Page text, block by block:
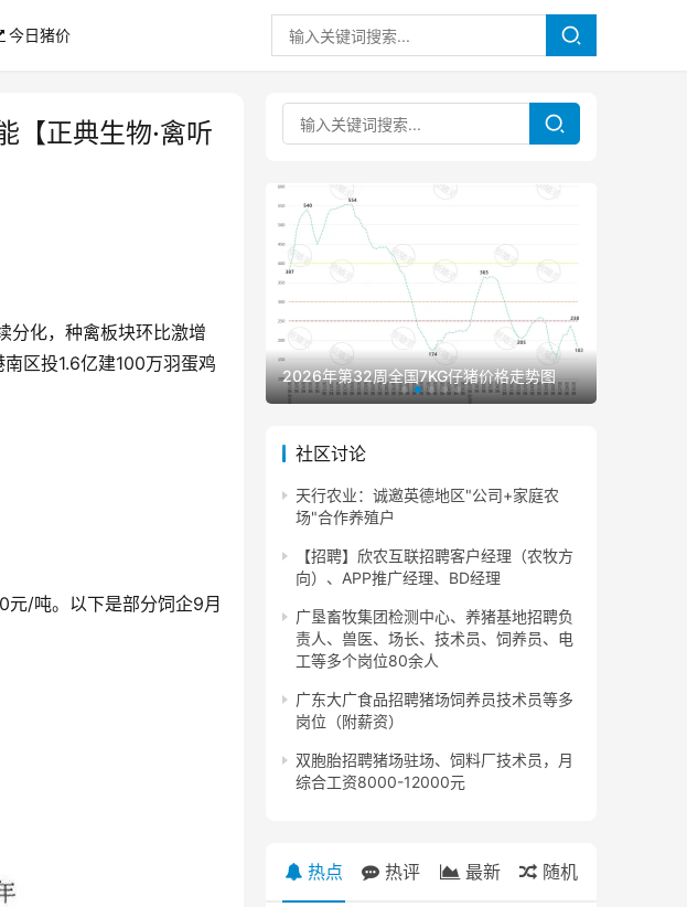
今日猪价
【正典生物·禽听
分化，种禽板块环比激增
区投1.6亿建100万羽蛋鸡
/吨。以下是部分饲企9月
月全国能繁母猪存栏量 2026年第32周全国7KG仔猪价格走势图
社区讨论
天行农业：诚邀英德地区"公司+家庭农
场"合作养殖户
【招聘】欣农互联招聘客户经理（农牧方
向）、APP推广经理、BD经理
广垦畜牧集团检测中心、养猪基地招聘负
责人、兽医、场长、技术员、饲养员、电
工等多个岗位80余人
广东大广食品招聘猪场饲养员技术员等多
岗位（附薪资）
双胞胎招聘猪场驻场、饲料厂技术员，月
综合工资8000-12000元
热点 热评 最新 随机